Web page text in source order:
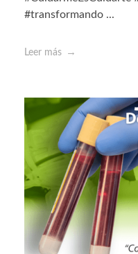
#transformando ...
Leer más